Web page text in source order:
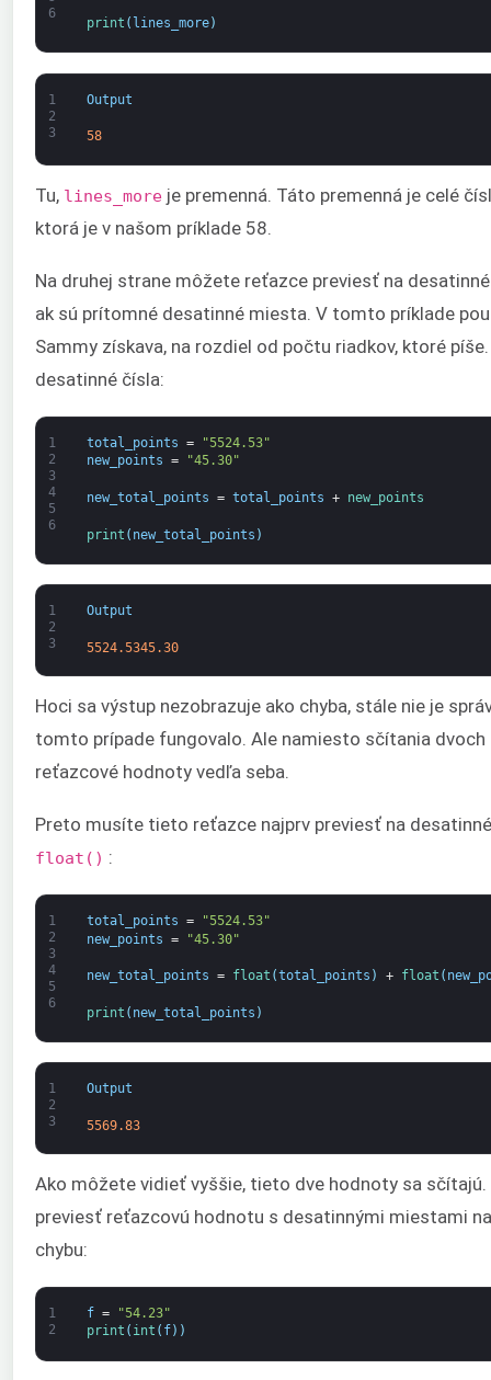
6
print ( lines_more)
1
2
3
Output
58
Tu, lines_more je premenná. Táto premenná je celé
ktorá je v našom príklade 58.
Na druhej strane môžete reťazce previesť na
ak sú prítomné desatinné miesta. V tomto príklade
Sammy získava, na rozdiel od počtu riadkov, ktoré
desatinné čísla:
1
2
3
4
5
6
total_points =
"5524.53"
new_points = "45.30"
new_total_points = total_points + new_points
print ( new_total_points )
1
2
3
Output
5524.5345.30
Hoci sa výstup nezobrazuje ako chyba, stále nie je
tomto prípade fungovalo. Ale namiesto sčítania
reťazcové hodnoty vedľa seba.
Preto musíte tieto reťazce najprv previesť na
float() :
1
2
3
4
5
6
total_points =
"5524.53"
new_points = "45.30"
new_total_points = float (total_points ) + float (
print ( new_total_points )
1
2
3
Output
5569.83
Ako môžete vidieť vyššie, tieto dve hodnoty sa
previesť reťazcovú hodnotu s desatinnými miestami
chybu:
1
2
f =
"54.23"
print ( int ( f) )